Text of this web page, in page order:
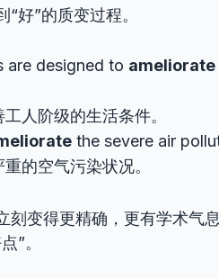
好”的质变过程。
are designed to ameliorate
人阶级的生活条件。
the severe air
的空气污染状况。
刻变得更精确，更有学术气
”。